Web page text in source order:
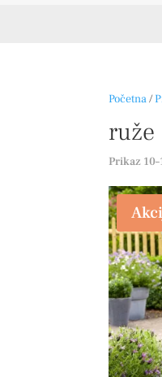
Početna/
ruže
Prikaz